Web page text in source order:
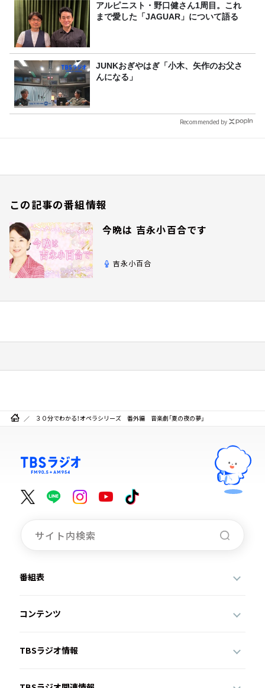
アルピニスト・野口健さん1周目。これ
まで愛した「JAGUAR」について語る
JUNKおぎやはぎ「小木、矢作のお父さ
んになる」
Recommended by
この記事の番組情報
今晩は 吉永小百合です
吉永小百合
３０分でわかる！オペラシリーズ 番外編 音楽劇「夏の夜の夢」
番組表
コンテンツ
TBSラジオ情報